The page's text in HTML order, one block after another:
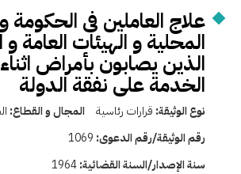
علاج العاملين فى الحكومة
المحلية و الهيئات
الذين يصابون بأمراض
الخدمة على نفقة الدولة
نوع الوثيقة: قرارات رئاسية المجال و القطاع:
رقم الوثيقة/رقم الدعوى: 1069
سنة الإصدار/السنة القضائية:1964